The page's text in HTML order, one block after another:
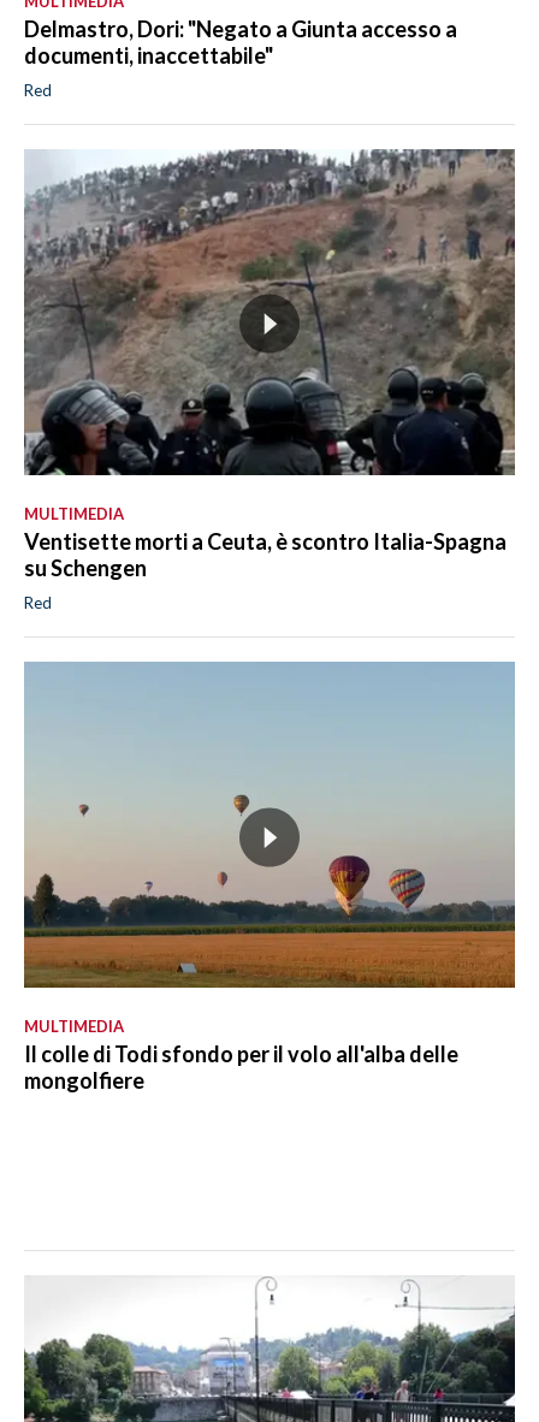
Delmastro, Dori: "Negato a Giunta accesso a
documenti, inaccettabile"
Red
MULTIMEDIA
Ventisette morti a Ceuta, è scontro Italia-Spagna
su Schengen
Red
MULTIMEDIA
Il colle di Todi sfondo per il volo all'alba delle
mongolfiere